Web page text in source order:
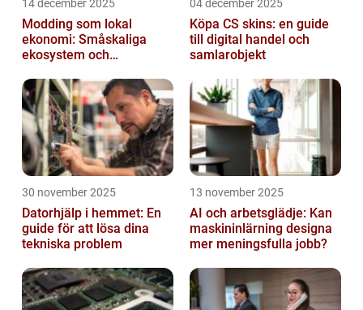
14 december 2025
Modding som lokal
ekonomi: Småskaliga
ekosystem och
04 december 2025
Köpa CS skins: en guide
till digital handel och
samlarobjekt
30 november 2025
Datorhjälp i hemmet: En
guide för att lösa dina
tekniska problem
13 november 2025
AI och arbetsglädje: Kan
maskininlärning designa
mer meningsfulla jobb?